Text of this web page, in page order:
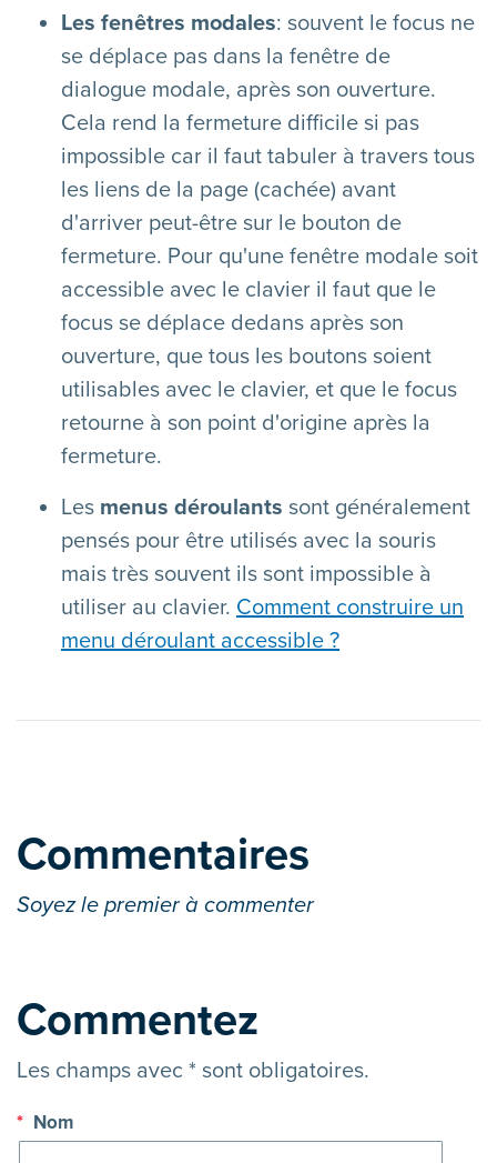
Les fenêtres modales: souvent le focus ne
se déplace pas dans la fenêtre de
dialogue modale, après son ouverture.
Cela rend la fermeture difficile si pas
impossible car il faut tabuler à travers tous
les liens de la page (cachée) avant
d'arriver peut-être sur le bouton de
fermeture. Pour qu'une fenêtre modale soit
accessible avec le clavier il faut que le
focus se déplace dedans après son
ouverture, que tous les boutons soient
utilisables avec le clavier, et que le focus
retourne à son point d'origine après la
fermeture.
Les menus déroulants sont généralement
pensés pour être utilisés avec la souris
mais très souvent ils sont impossible à
utiliser au clavier. Comment construire un
menu déroulant accessible ?
Commentaires
Soyez le premier à commenter
Commentez
Les champs avec * sont obligatoires.
* Nom